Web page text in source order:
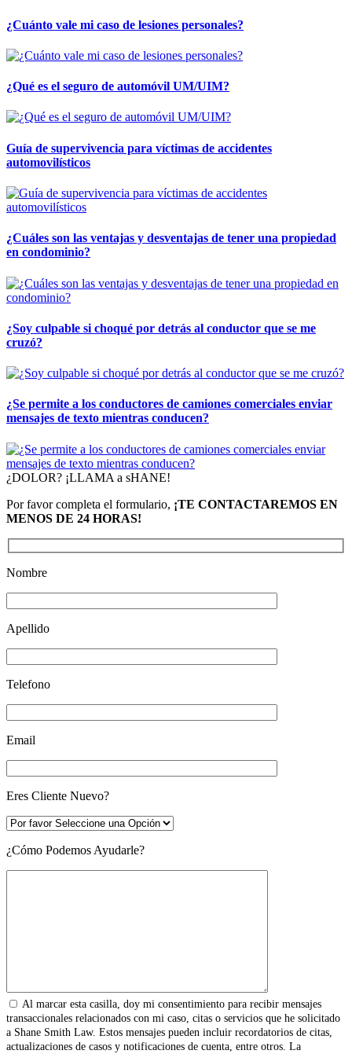
¿Cuánto vale mi caso de lesiones personales?
¿Qué es el seguro de automóvil UM/UIM?
Guía de supervivencia para víctimas de accidentes
automovilísticos
¿Cuáles son las ventajas y desventajas de tener una propiedad
en condominio?
¿Soy culpable si choqué por detrás al conductor que se me
cruzó?
¿Se permite a los conductores de camiones comerciales enviar
mensajes de texto mientras conducen?
¿DOLOR? ¡LLAMA a sHANE!
Por favor completa el formulario, ¡TE CONTACTAREMOS EN
MENOS DE 24 HORAS!
Nombre
Apellido
Telefono
Email
Eres Cliente Nuevo?
¿Cómo Podemos Ayudarle?
Al marcar esta casilla, doy mi consentimiento para recibir mensajes
transaccionales relacionados con mi caso, citas o servicios que he solicitado
a Shane Smith Law. Estos mensajes pueden incluir recordatorios de citas,
actualizaciones de casos y notificaciones de cuenta, entre otros. La